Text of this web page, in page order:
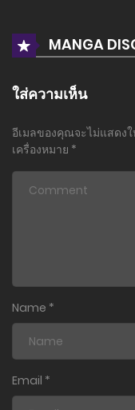
MANGA
ใส่ความเห็น
อีเมลของคุณจะไม่แสดง
เครื่องหมาย *
Name *
Email *